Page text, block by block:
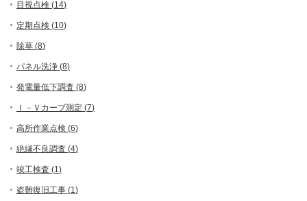
目視点検 (14)
定期点検 (10)
除草 (8)
パネル洗浄 (8)
発電量低下調査 (8)
Ｉ－Ｖカーブ測定 (7)
高所作業点検 (6)
絶縁不良調査 (4)
竣工検査 (1)
盗難復旧工事 (1)